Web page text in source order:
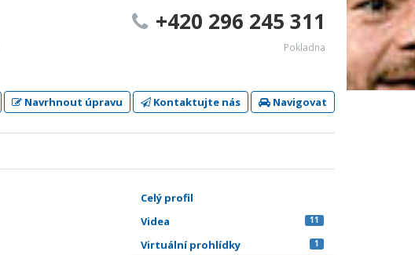
+420 296 245 311
Pokladna
Navrhnout úpravu Kontaktujte nás Navigovat
Celý profil
Videa
11
Virtuální prohlídky 1